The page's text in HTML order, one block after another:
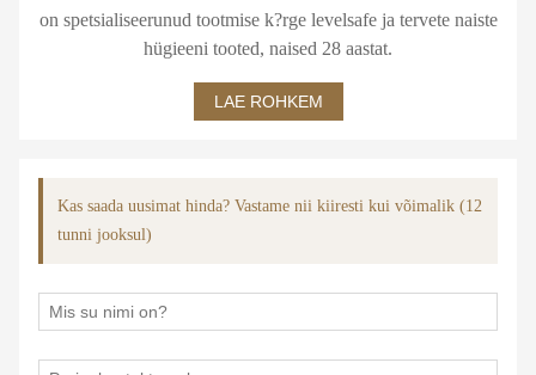
on spetsialiseerunud tootmise k?rge levelsafe ja tervete naiste
hügieeni tooted, naised 28 aastat.
LAE ROHKEM
Kas saada uusimat hinda? Vastame nii kiiresti kui võimalik (12
tunni jooksul)